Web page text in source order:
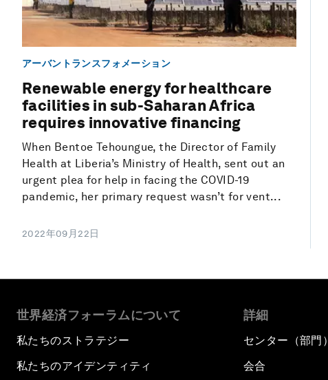
アーバントランスフォメーション
Renewable energy for healthcare
facilities in sub-Saharan Africa
requires innovative financing
When Bentoe Tehoungue, the Director of Family
Health at Liberia’s Ministry of Health, sent out an
urgent plea for help in facing the COVID-19
pandemic, her primary request wasn’t for vent...
2022年09月22日
世界経済フォーラムについて
私たちのストラテジー
私たちのアイデンティティ
詳細
センター（部門）
会合